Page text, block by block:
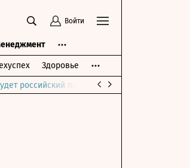
Войти
Здоровье
российский парламент